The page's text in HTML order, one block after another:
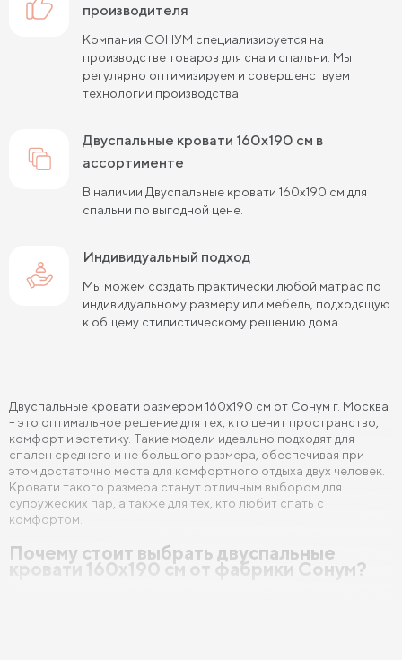
производителя
Компания СОНУМ специализируется на
производстве товаров для сна и спальни. Мы
регулярно оптимизируем и совершенствуем
технологии производства.
Двуспальные кровати 160х190 см в
ассортименте
В наличии Двуспальные кровати 160х190 см для
спальни по выгодной цене.
Индивидуальный подход
Мы можем создать практически любой матрас по
индивидуальному размеру или мебель, подходящую
к общему стилистическому решению дома.
Двуспальные кровати размером 160х190 см от Сонум г. Москва
– это оптимальное решение для тех, кто ценит пространство,
комфорт и эстетику. Такие модели идеально подходят для
спален среднего и не большого размера, обеспечивая при
этом достаточно места для комфортного отдыха двух человек.
Кровати такого размера станут отличным выбором для
супружеских пар, а также для тех, кто любит спать с
комфортом.
Почему стоит выбрать двуспальные
кровати 160х190 см от фабрики Сонум?